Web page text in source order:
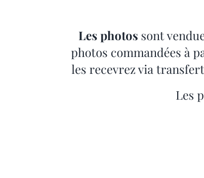
Les photossont
photos commandées à
les recevrez via
Les